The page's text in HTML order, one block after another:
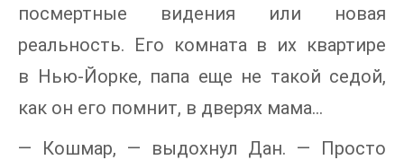
посмертные видения или новая
реальность. Его комната в их квартире
в Нью-Йорке, папа еще не такой седой,
как он его помнит, в дверях мама…
— Кошмар, — выдохнул Дан. — Просто